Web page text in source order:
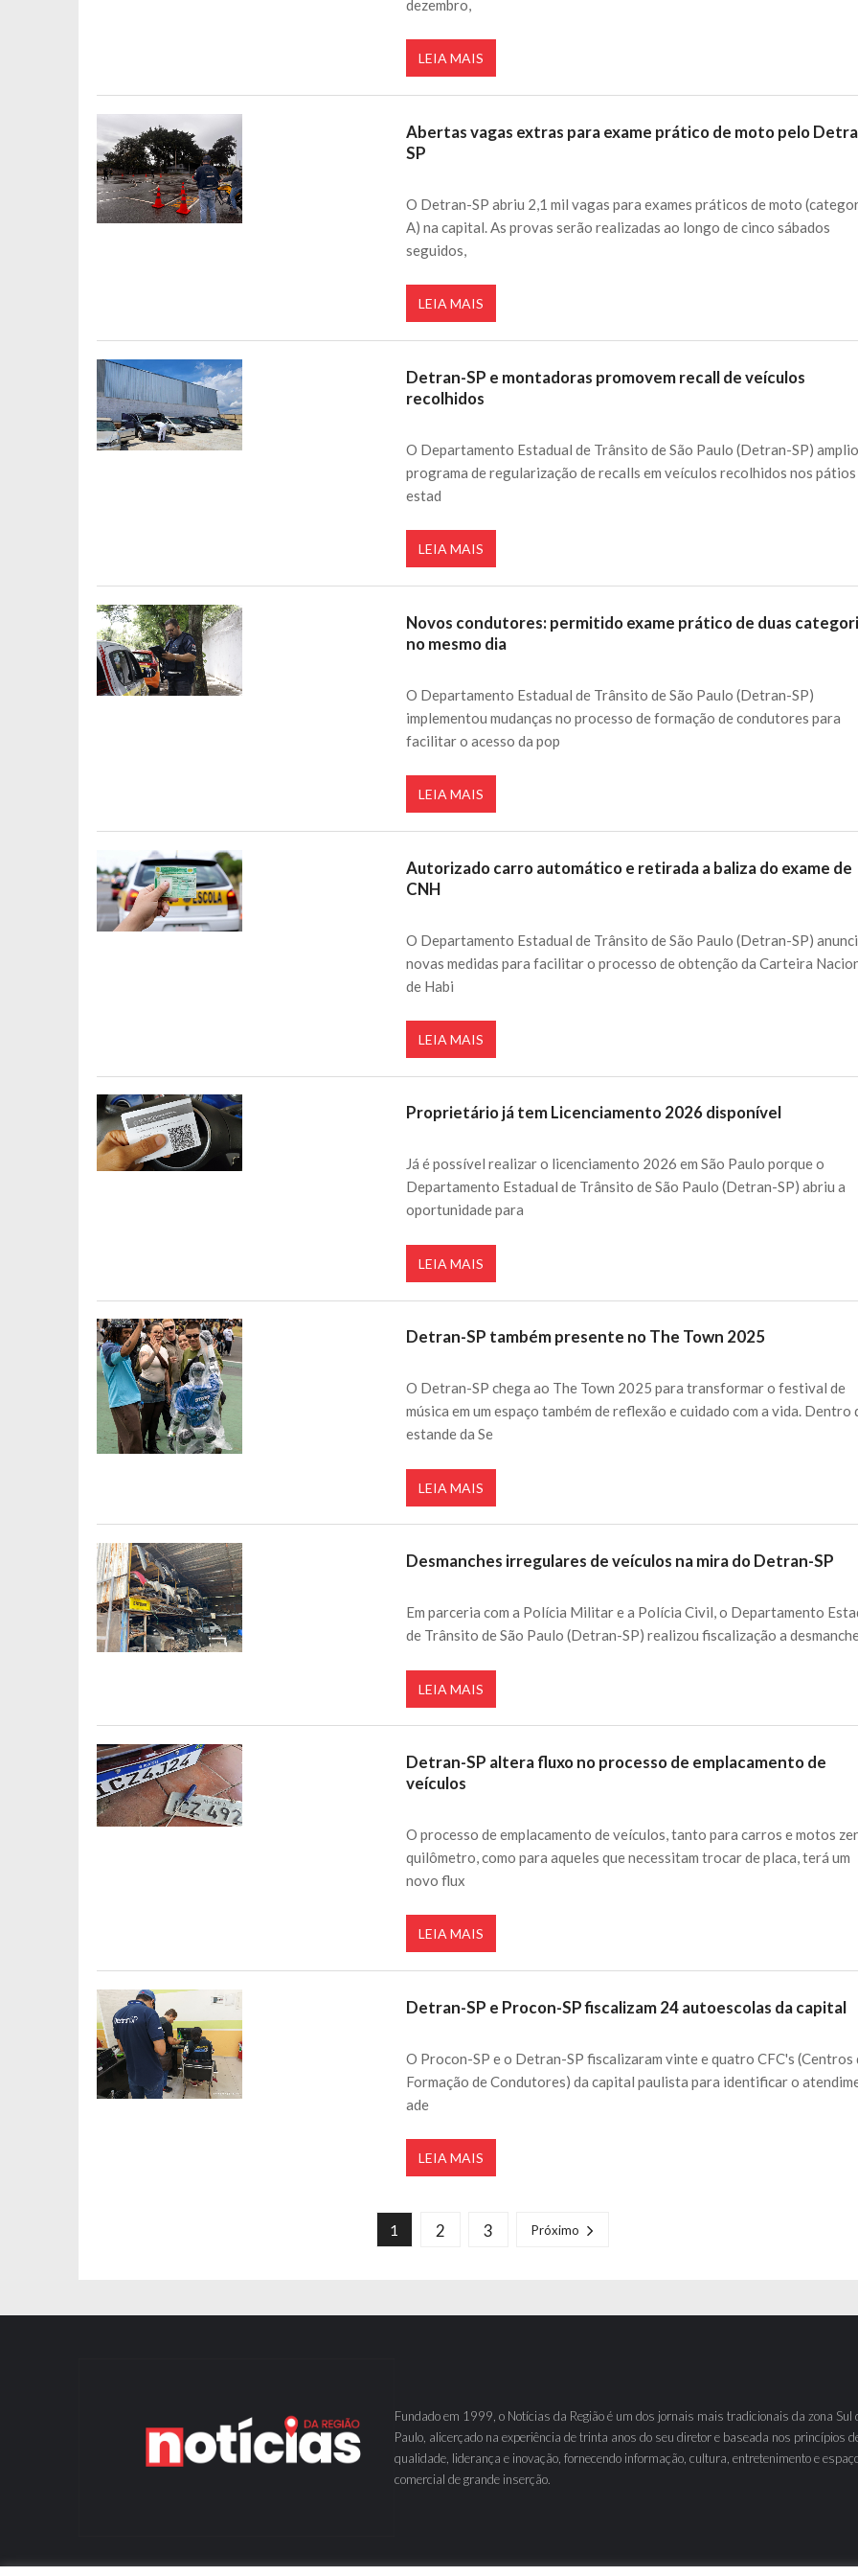
dezembro,
LEIA MAIS
Abertas vagas extras para exame prático de moto pelo
SP
O Detran-SP abriu 2,1 mil vagas para exames práticos de moto
A) na capital. As provas serão realizadas ao longo de cinco sábados
seguidos,
LEIA MAIS
Detran-SP e montadoras promovem recall de veículos
recolhidos
O Departamento Estadual de Trânsito de São Paulo (Detran-SP)
programa de regularização de recalls em veículos recolhidos nos pátios
estad
LEIA MAIS
Novos condutores: permitido exame prático de duas
no mesmo dia
O Departamento Estadual de Trânsito de São Paulo (Detran-SP)
implementou mudanças no processo de formação de condutores para
facilitar o acesso da pop
LEIA MAIS
Autorizado carro automático e retirada a baliza do exame de
CNH
O Departamento Estadual de Trânsito de São Paulo (Detran-SP)
novas medidas para facilitar o processo de obtenção da Carteira
de Habi
LEIA MAIS
Proprietário já tem Licenciamento 2026 disponível
Já é possível realizar o licenciamento 2026 em São Paulo porque o
Departamento Estadual de Trânsito de São Paulo (Detran-SP) abriu a
oportunidade para
LEIA MAIS
Detran-SP também presente no The Town 2025
O Detran-SP chega ao The Town 2025 para transformar o festival de
música em um espaço também de reflexão e cuidado com a vida. Dentro
estande da Se
LEIA MAIS
Desmanches irregulares de veículos na mira do Detran-SP
Em parceria com a Polícia Militar e a Polícia Civil, o Departamento
de Trânsito de São Paulo (Detran-SP) realizou fiscalização a
LEIA MAIS
Detran-SP altera fluxo no processo de emplacamento de
veículos
O processo de emplacamento de veículos, tanto para carros e motos
quilômetro, como para aqueles que necessitam trocar de placa, terá um
novo flux
LEIA MAIS
Detran-SP e Procon-SP fiscalizam 24 autoescolas da capital
O Procon-SP e o Detran-SP fiscalizaram vinte e quatro CFC's (Centros
Formação de Condutores) da capital paulista para identificar o
ade
LEIA MAIS
1 2 3 Próximo
Fundado em 1999, o Notícias da Região é um dos jornais mais tradicionais da zona Sul
Paulo, alicerçado na experiência de trinta anos do seu diretor e baseada nos princípios
qualidade, liderança e inovação, fornecendo informação, cultura, entretenimento e
comercial de grande inserção.